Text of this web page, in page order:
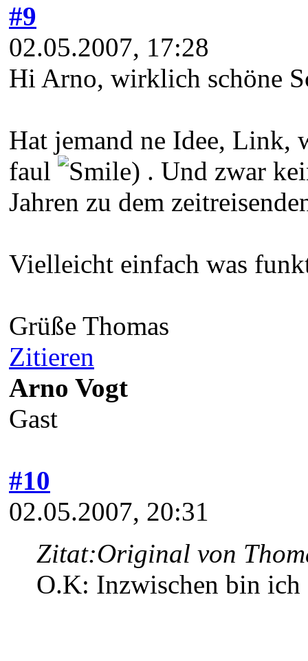
#9
02.05.2007, 17:28
Hi Arno, wirklich schöne
Hat jemand ne Idee, Link,
faul
) . Und zwar
Jahren zu dem
Vielleicht einfach was
Grüße Thomas
Zitieren
Arno Vogt
Gast
#10
02.05.2007, 20:31
Zitat:Original von
O.K: Inzwischen bin ich